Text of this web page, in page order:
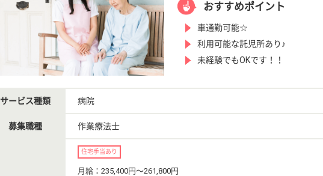
おすすめポイント
車通勤可能☆
利用可能な託児所あり♪
未経験でもOKです！！
サービス種類 病院
募集職種 作業療法士
住宅手当あり
月給：235,400円〜261,800円